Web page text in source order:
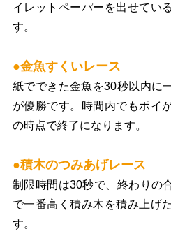
イレットペーパーを出せてい
す。
●金魚すくいレース
紙でできた金魚を30秒以内に
が優勝です。時間内でもポイ
の時点で終了になります。
●積木のつみあげレース
制限時間は30秒で、終わりの
で一番高く積み木を積み上げ
す。